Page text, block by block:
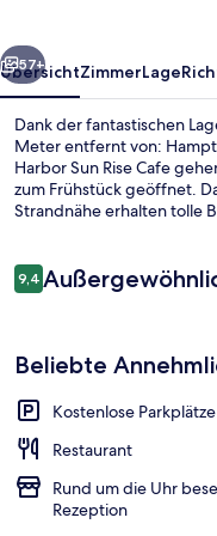
Weiter
57+
ÜbersichtZimmerLage
Dank der fantastischen
Meter entfernt von:
Harbor Sun Rise Cafe
zum Frühstück geöffnet.
Strandnähe erhalten tolle
Bewertungen
9,49,4 von 10.
Beliebte
Kostenlose Parkplätze
Restaurant
Rund um die Uhr
Rezeption